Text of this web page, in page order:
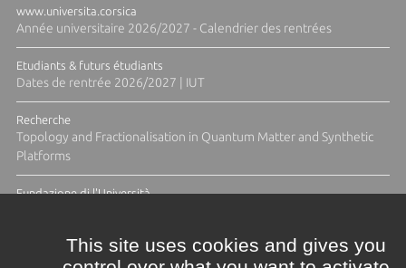
www.universita.corsica
Année universitaire 2026/2027 - Calendrier des rentrées
Etudiants & futurs étudiants
Dates de rentrée 2026/2027 | IUT
Recherche
Topology and Fractionalisation in Quantum Matter and Synthetic
Platforms
Fundazione di l'Università
This site uses cookies and gives you